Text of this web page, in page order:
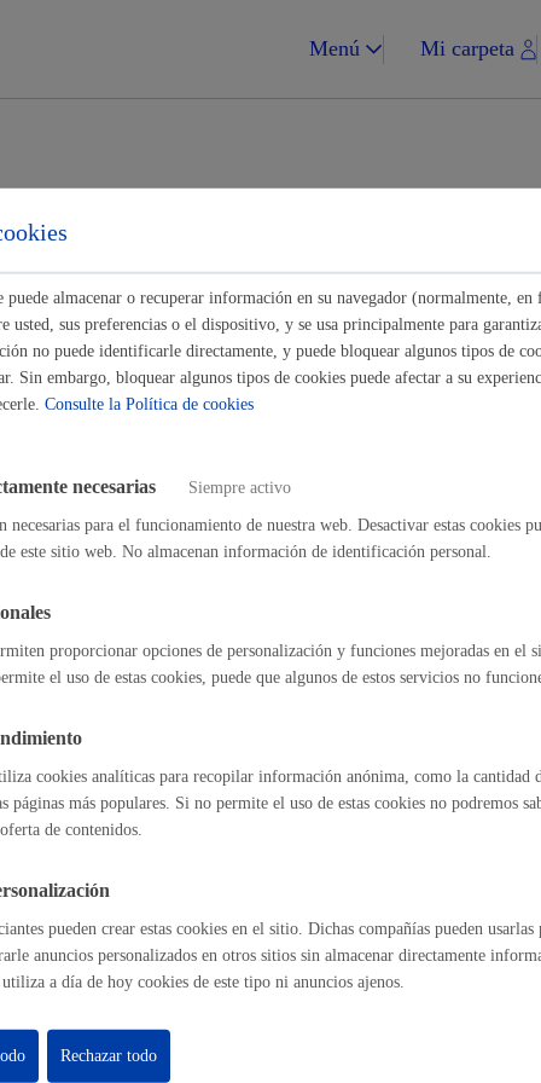
Menú Mi carpeta
Impuestos y
para Empresas
Buscar
para ocupar la vía pública con actividades, eventos,...
para ocupar la vía pública con vehículo o accesos puntuales
*
índice Volver atrás
Sede electrónica
Mapas -
almacenar o recuperar información en su navegador (normalmente, en
usted, sus preferencias o el dispositivo, y se usa principalmente para
no puede identificarle directamente, y puede bloquear algunos tipos de
Sin embargo, bloquear algunos tipos de cookies puede afectar a su
Consulte la Política de cookies
necesarias Siempre activo
necesarias para el funcionamiento de nuestra web. Desactivar estas cookies
este sitio web. No almacenan información de identificación personal.
proporcionar opciones de personalización y funciones mejoradas en el
el uso de estas cookies, puede que algunos de estos servicios no
cookies analíticas para recopilar información anónima, como la cantidad
páginas más populares. Si no permite el uso de estas cookies no podremos
de contenidos.
pueden crear estas cookies en el sitio. Dichas compañías pueden
anuncios personalizados en otros sitios sin almacenar directamente
a día de hoy cookies de este tipo ni anuncios ajenos.
Rechazar todo